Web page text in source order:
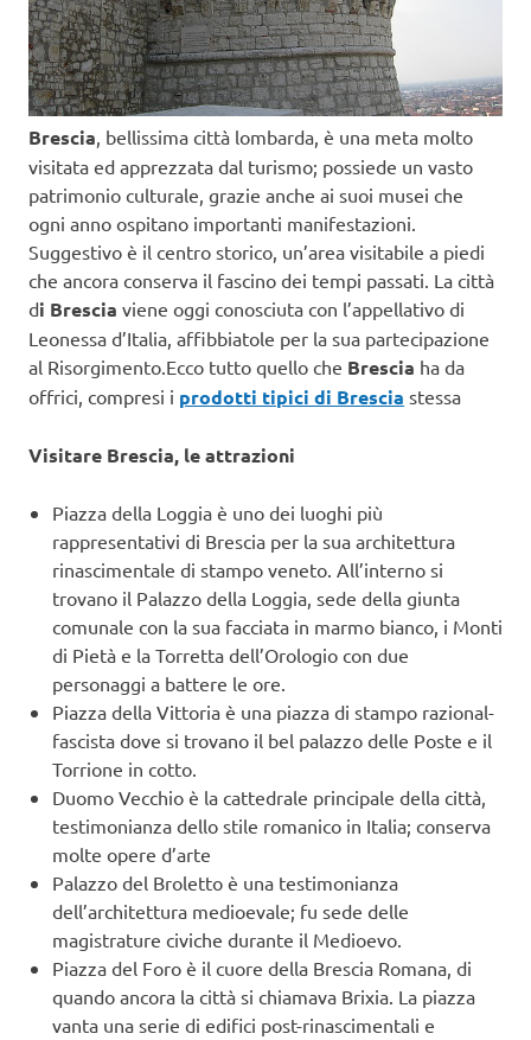
Brescia, bellissima città lombarda, è una meta molto
visitata ed apprezzata dal turismo; possiede un vasto
patrimonio culturale, grazie anche ai suoi musei che
ogni anno ospitano importanti manifestazioni.
Suggestivo è il centro storico, un’area visitabile a piedi
che ancora conserva il fascino dei tempi passati. La città
di Brescia viene oggi conosciuta con l’appellativo di
Leonessa d’Italia, affibbiatole per la sua partecipazione
al Risorgimento.Ecco tutto quello che Brescia ha da
offrici, compresi i prodotti tipici di Brescia stessa
Visitare Brescia, le attrazioni
Piazza della Loggia è uno dei luoghi più
rappresentativi di Brescia per la sua architettura
rinascimentale di stampo veneto. All’interno si
trovano il Palazzo della Loggia, sede della giunta
comunale con la sua facciata in marmo bianco, i Monti
di Pietà e la Torretta dell’Orologio con due
personaggi a battere le ore.
Piazza della Vittoria è una piazza di stampo razional-
fascista dove si trovano il bel palazzo delle Poste e il
Torrione in cotto.
Duomo Vecchio è la cattedrale principale della città,
testimonianza dello stile romanico in Italia; conserva
molte opere d’arte
Palazzo del Broletto è una testimonianza
dell’architettura medioevale; fu sede delle
magistrature civiche durante il Medioevo.
Piazza del Foro è il cuore della Brescia Romana, di
quando ancora la città si chiamava Brixia. La piazza
vanta una serie di edifici post-rinascimentali e